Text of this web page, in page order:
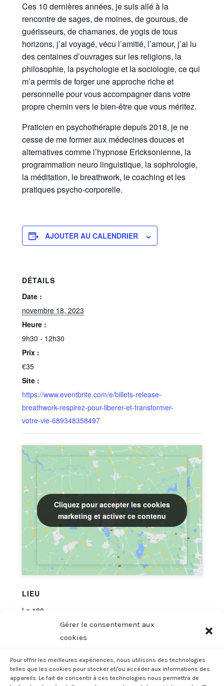
Gérer le consentement aux
cookies
Pour offrir les meilleures expériences, nous utilisons des technologies
telles que les cookies pour stocker et/ou accéder aux informations des
appareils. Le fait de consentir à ces technologies nous permettra de
Ces 10 dernières années, je suis allé à la
rencontre de sages, de moines, de gourous, de
guérisseurs, de chamanes, de yogis de tous
horizons, j’ai voyagé, vécu l’amitié, l’amour, j’ai lu
des centaines d’ouvrages sur les religions, la
philosophie, la psychologie et la sociologie, ce qui
m’a permis de forger une approche riche et
personnelle pour vous accompagner dans votre
propre chemin vers le bien-être que vous méritez.
Praticien en psychothérapie depuis 2018, je ne
cesse de me former aux médecines douces et
alternatives comme l’hypnose Ericksonienne, la
programmation neuro linguistique, la sophrologie,
la méditation, le breathwork, le coaching et les
pratiques psycho-corporelle.
AJOUTER AU CALENDRIER
DÉTAILS
Date :
novembre 18, 2023
Heure :
9h30 - 12h30
Prix :
€35
Site :
https://www.eventbrite.com/e/billets-release-
breathwork-respirez-pour-liberer-et-transformer-
votre-vie-689348358497
LIEU
Le 188
1 bis rue castiglione
France + Google Map
Cliquez pour accepter les cookies
marketing et activer ce contenu
Cliquez pour accepter les cookies
marketing et activer ce contenu
Release Breathwork: Respirez Mouvement de vie : Atelier de